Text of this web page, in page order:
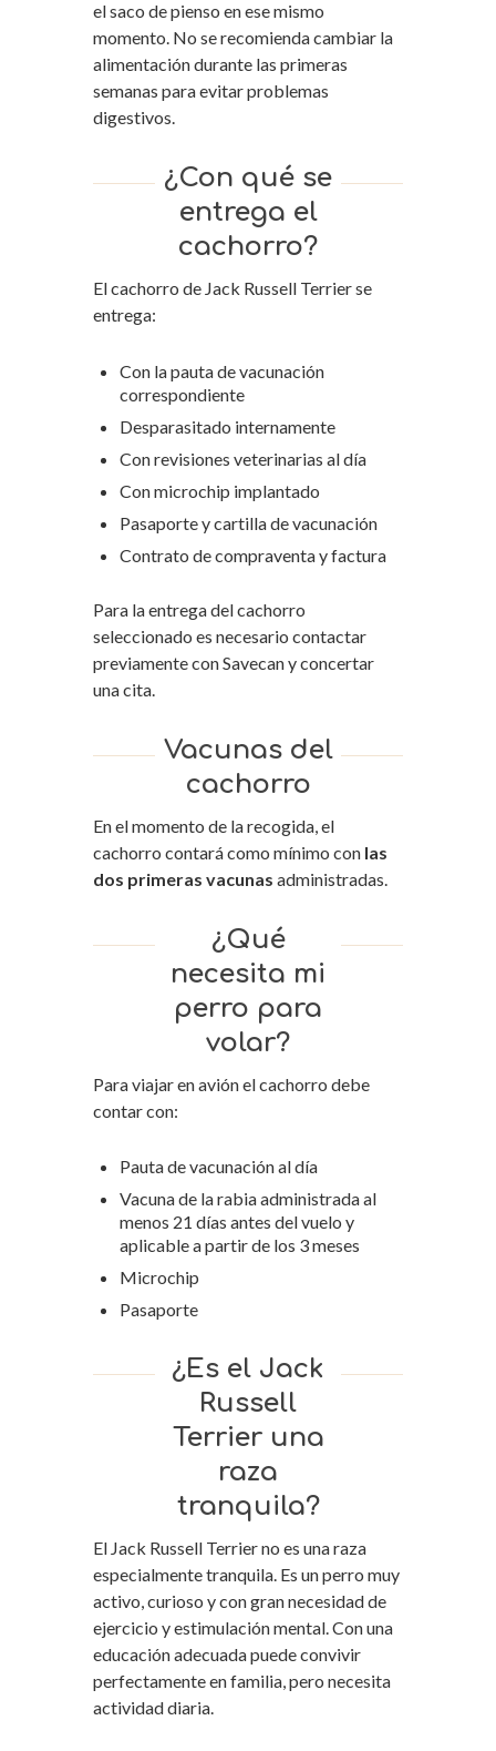
el saco de pienso en ese mismo
momento. No se recomienda cambiar la
alimentación durante las primeras
semanas para evitar problemas
digestivos.
¿Con qué se
entrega el
cachorro?
El cachorro de Jack Russell Terrier se
entrega:
Con la pauta de vacunación
correspondiente
Desparasitado internamente
Con revisiones veterinarias al día
Con microchip implantado
Pasaporte y cartilla de vacunación
Contrato de compraventa y factura
Para la entrega del cachorro
seleccionado es necesario contactar
previamente con Savecan y concertar
una cita.
Vacunas del
cachorro
En el momento de la recogida, el
cachorro contará como mínimo con las
dos primeras vacunas administradas.
¿Qué
necesita mi
perro para
volar?
Para viajar en avión el cachorro debe
contar con:
Pauta de vacunación al día
Vacuna de la rabia administrada al
menos 21 días antes del vuelo y
aplicable a partir de los 3 meses
Microchip
Pasaporte
¿Es el Jack
Russell
Terrier una
raza
tranquila?
El Jack Russell Terrier no es una raza
especialmente tranquila. Es un perro muy
activo, curioso y con gran necesidad de
ejercicio y estimulación mental. Con una
educación adecuada puede convivir
perfectamente en familia, pero necesita
actividad diaria.